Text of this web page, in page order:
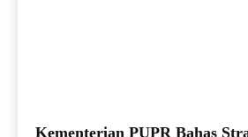
Kementerian PUPR Bahas